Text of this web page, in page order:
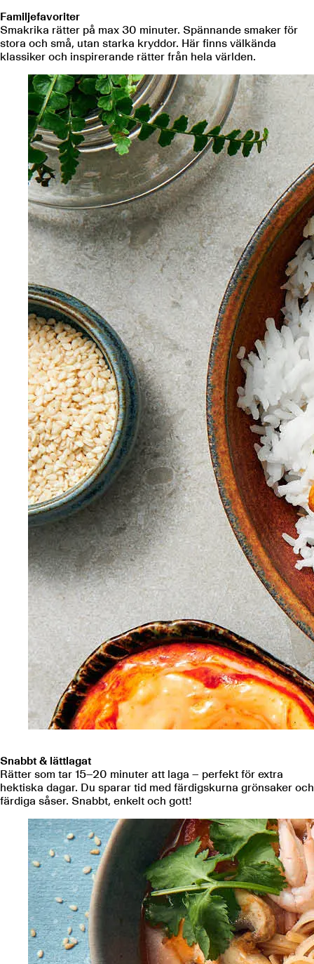
Familjefavoriter
Smakrika rätter på max 30 minuter. Spännande smaker för
stora och små, utan starka kryddor. Här finns välkända
klassiker och inspirerande rätter från hela världen.
Snabbt & lättlagat
Rätter som tar 15–20 minuter att laga – perfekt för extra
hektiska dagar. Du sparar tid med färdigskurna grönsaker och
färdiga såser. Snabbt, enkelt och gott!